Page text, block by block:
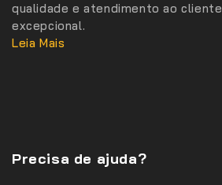
qualidade e atendimento ao cliente
excepcional.
Leia Mais
Precisa de ajuda?